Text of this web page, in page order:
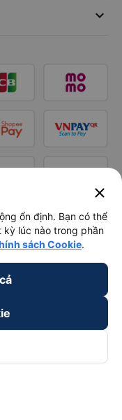
keyboard_arrow_down
close
ổn định. Bạn có thể
lúc nào trong phần
sách Cookie.